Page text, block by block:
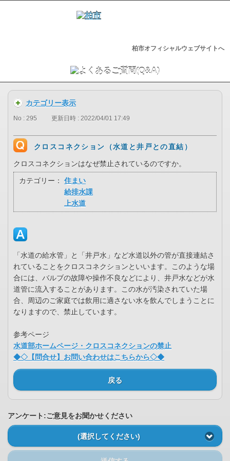
柏市オフィシャルウェブサイトへ
カテゴリー表示
No : 295 更新日時 : 2022/04/01 17:49
クロスコネクション（水道と井戸との直結）
クロスコネクションはなぜ禁止されているのですか。
カテゴリー：
住まい
給排水課
上水道
「水道の給水管」と「井戸水」など水道以外の管が直接連結さ
れていることをクロスコネクションといいます。このような場
合には、バルブの故障や操作不良などにより、井戸水などが水
道管に流入することがあります。この水が汚染されていた場
合、周辺のご家庭では飲用に適さない水を飲んでしまうことに
なりますので、禁止しています。
参考ページ
水道部ホームページ・クロスコネクションの禁止
◆◇【問合せ】お問い合わせはこちらから◇◆
戻る
アンケート:ご意見をお聞かせください
(選択してください)